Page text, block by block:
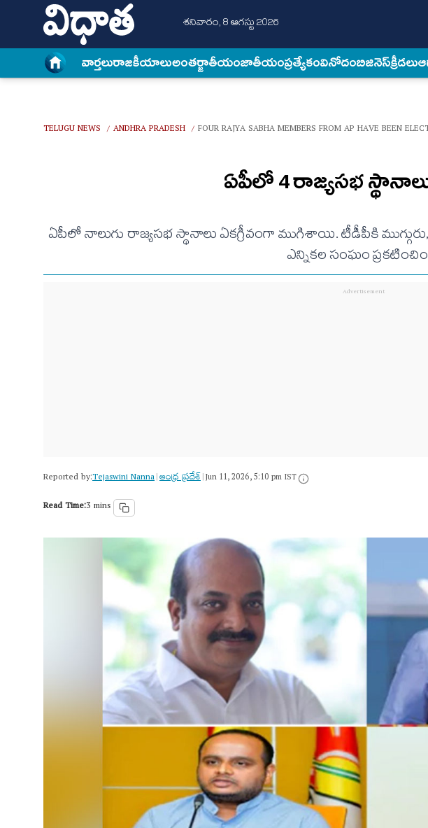
శనివారం, 8 ఆగస్టు 2026
వార్త‌లురాజకీయాలుఅంత‌ర్జాతీయంజాతీయంప్రత్యేకంవినోదంబిజినెస్క్రీడలు
TELUGU NEWS / ANDHRA PRADESH / FOUR RAJYA SABHA MEMBERS FROM AP HAVE BEEN
ఏపీలో 4 రాజ్యసభ స్థానాలు
ఏపీలో నాలుగు రాజ్యసభ స్థానాలు ఏకగ్రీవంగా ముగిశాయి. టీడీపీకి ముగ్గురు,
ఎన్నికల సంఘం
Reported by:Tejaswini Nanna|ఆంధ్ర ప్రదేశ్|Jun 11, 2026, 5:10 pm IST
Read Time:3 mins